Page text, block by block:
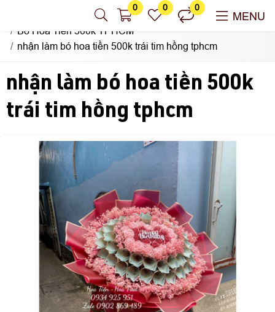
0 0 0
MENU
Nhận Làm Hoa Tiền Sài Gòn
Bó Hoa Tiền 500k TPHCM
nhận làm bó hoa tiền 500k trái tim hồng tphcm
nhận làm bó hoa tiền 500k
trái tim hồng tphcm